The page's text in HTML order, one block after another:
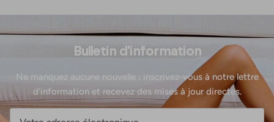
Bulletin d'information
Ne manquez aucune nouvelle : inscrivez-vous à notre lettre
d'information et recevez des mises à jour directes.